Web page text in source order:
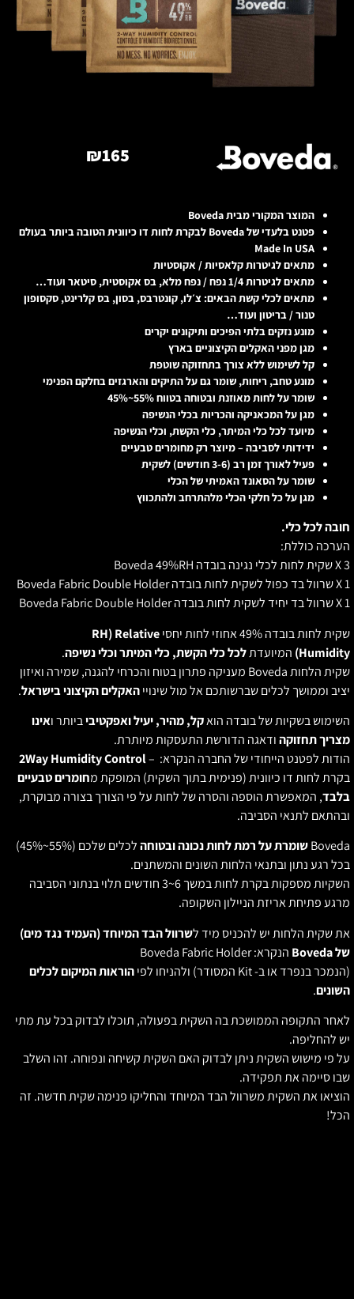
חובה לכל כלי.
הערכה כוללת:
3 X שקית לחות לכלי נגינה בובדה Boveda 49%RH
1 X שרוול בד כפול לשקית לחות בובדה Boveda Fabric Double Holder
1 X שרוול בד יחיד לשקית לחות בובדה Boveda Fabric Double Holder
שקית לחות בובדה 49% אחוזי לחות יחסי
RH) Relative
Humidity) המיועדתלכל כלי הקשת, כלי המיתר וכלי נשיפה.
שקית הלחות Boveda מעניקה פתרון בטוח והכרחי להגנה, שמירה ואיזון
יציב וממושך לכלים שברשותכם אל מול שינוייהאקלים הקיצוני בישראל.
השימוש בשקיות של בובדה הואקל, מהיר, יעיל ואפקטיביביותר ואינו
מצריך תחזוקהודאגה הדורשת התעסקות מיותרת.
הודות לפטנט הייחודי של החברה הנקרא: –2Way Humidity Control
בקרת לחות דו כיוונית (פנימית בתוך השקית) המופקת מחומרים טבעיים
בלבד, המאפשרת הוספה והסרה של לחות על פי הצורך בצורה מבוקרת,
ובהתאם לתנאי הסביבה.
Bovedaשומרת על רמת לחות נכונה ובטוחה
לכלים שלכם (55%~45%)
בכל רגע נתון ובתנאי הלחות השונים והמשתנים.
השקיות מספקות בקרת לחות במשך 6~3 חודשים תלוי בנתוני הסביבה
מרגע פתיחת אריזת הניילון השקופה.
את שקית הלחות יש להכניס מיד לשרוול הבד המיוחד (העמיד נגד מים)
של Boveda
הנקרא: Boveda Fabric Holder
(הנמכר בנפרד או ב- Kit המסודר) ולהניחו לפי
הוראות המיקום לכלים
השונים.
לאחר התקופה הממושכת בה השקית בפעולה, תוכלו לבדוק בכל עת מתי
יש להחליפה.
על פי מישוש השקית ניתן לבדוק האם השקית קשיחה ונפוחה. זהו השלב
שבו סיימה את תפקידה.
הוציאו את השקית משרוול הבד המיוחד והחליקו פנימה שקית חדשה. זה
הכל!
₪165
המוצר המקורי מבית Boveda
פטנט בלעדי של Boveda לבקרת לחות דו כיוונית הטובה ביותר בעולם
Made In USA
מתאים לגיטרות קלאסיות / אקוסטיות
מתאים לגיטרות 1/4 נפח / נפח מלא, בס אקוסטית, סיטאר ועוד…
מתאים לכלי קשת הבאים: צ׳לו, קונטרבס, בסון, בס קלרינט, סקסופון
טנור / בריטון ועוד…
מונע נזקים בלתי הפיכים ותיקונים יקרים
מגן מפני האקלים הקיצוניים בארץ
קל לשימוש ללא צורך בתחזוקה שוטפת
מונע טחב, ריחות, שומר גם על התיקים והארגזים בחלקם הפנימי
שומר על לחות מאוזנת ובטוחה בטווח 55%~45%
מגן על המכאניקה והכריות בכלי הנשיפה
מיועד לכל כלי המיתר, כלי הקשת, וכלי הנשיפה
ידידותי לסביבה – מיוצר רק מחומרים טבעיים
פעיל לאורך זמן רב (3-6 חודשים) לשקית
שומר על הסאונד האמיתי של הכלי
מגן על כל חלקי הכלי מלהתרחב ולהתכווץ